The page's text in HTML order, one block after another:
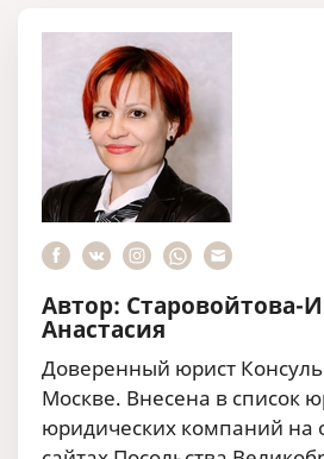
Автор: Старовойтова-
Анастасия
Доверенный юрист
Москве. Внесена в список
юридических компаний на